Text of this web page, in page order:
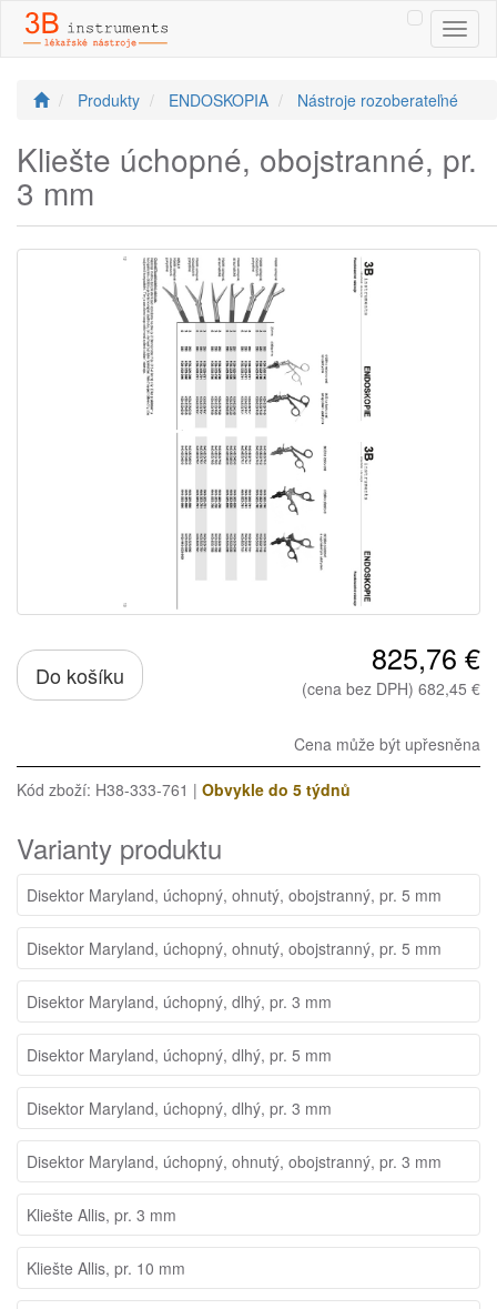
Produkty ENDOSKOPIA Nástroje rozoberateľné
Kliešte úchopné, obojstranné, pr.
3 mm
Do košíku 825,76 €
(cena bez DPH) 682,45 €
Cena může být upřesněna
Kód zboží: H38-333-761 | Obvykle do 5 týdnů
Varianty produktu
Disektor Maryland, úchopný, ohnutý, obojstranný, pr. 5 mm
Disektor Maryland, úchopný, ohnutý, obojstranný, pr. 5 mm
Disektor Maryland, úchopný, dlhý, pr. 3 mm
Disektor Maryland, úchopný, dlhý, pr. 5 mm
Disektor Maryland, úchopný, dlhý, pr. 3 mm
Disektor Maryland, úchopný, ohnutý, obojstranný, pr. 3 mm
Kliešte Allis, pr. 3 mm
Kliešte Allis, pr. 10 mm